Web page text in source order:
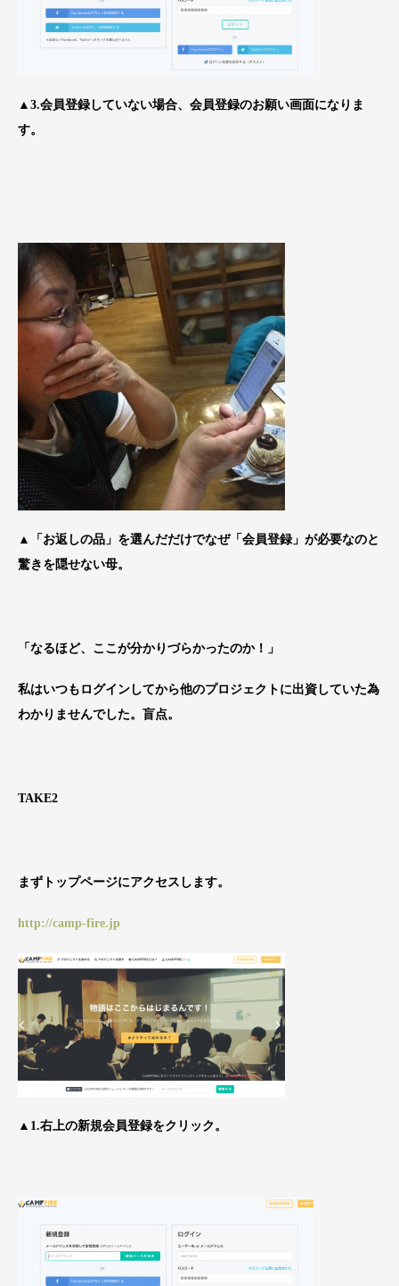
▲3.会員登録していない場合、会員登録のお願い画面になりま
す。
▲「お返しの品」を選んだだけでなぜ「会員登録」が必要なのと
驚きを隠せない母。
「なるほど、ここが分かりづらかったのか！」
私はいつもログインしてから他のプロジェクトに出資していた為
わかりませんでした。盲点。
TAKE2
まずトップページにアクセスします。
http://camp-fire.jp
▲1.右上の新規会員登録をクリック。